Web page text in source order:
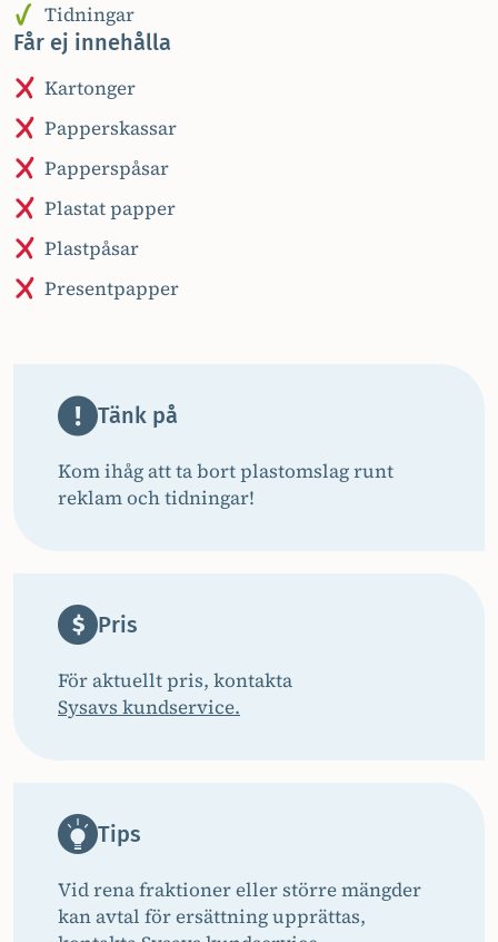
Tidningar
Får ej innehålla
Kartonger
Papperskassar
Papperspåsar
Plastat papper
Plastpåsar
Presentpapper
Tänk på
Kom ihåg att ta bort plastomslag runt
reklam och tidningar!
Pris
För aktuellt pris, kontakta
Sysavs kundservice.
Tips
Vid rena fraktioner eller större mängder
kan avtal för ersättning upprättas,